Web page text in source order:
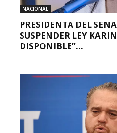
NACIONAL
PRESIDENTA DEL
SUSPENDER LEY
DISPONIBLE”...